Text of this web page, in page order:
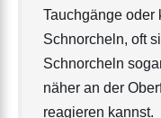
Tauchgänge oder
Schnorcheln, oft
Schnorcheln
näher an der
reagieren kannst.